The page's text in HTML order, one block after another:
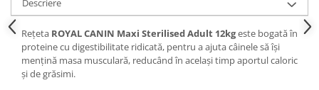
Umede
Îngrijire Pisici
Așternut Igienic Pisici
Igienă Pisici
Descriere
Rețeta ROYAL CANIN Maxi Sterilised Adult 12kgeste bogată în
proteine cu digestibilitate ridicată, pentru a ajuta câinele să își
mențină masa musculară, reducând în același timp aportul caloric
și de grăsimi.